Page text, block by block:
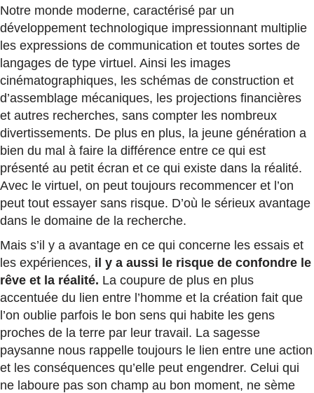
Notre monde moderne, caractérisé par un
développement technologique impressionnant multiplie
les expressions de communication et toutes sortes de
langages de type virtuel. Ainsi les images
cinématographiques, les schémas de construction et
d’assemblage mécaniques, les projections financières
et autres recherches, sans compter les nombreux
divertissements. De plus en plus, la jeune génération a
bien du mal à faire la différence entre ce qui est
présenté au petit écran et ce qui existe dans la réalité.
Avec le virtuel, on peut toujours recommencer et l’on
peut tout essayer sans risque. D’où le sérieux avantage
dans le domaine de la recherche.
Mais s’il y a avantage en ce qui concerne les essais et
les expériences, il y a aussi le risque de confondre le
rêve et la réalité. La coupure de plus en plus
accentuée du lien entre l’homme et la création fait que
l’on oublie parfois le bon sens qui habite les gens
proches de la terre par leur travail. La sagesse
paysanne nous rappelle toujours le lien entre une action
et les conséquences qu’elle peut engendrer. Celui qui
ne laboure pas son champ au bon moment, ne sème